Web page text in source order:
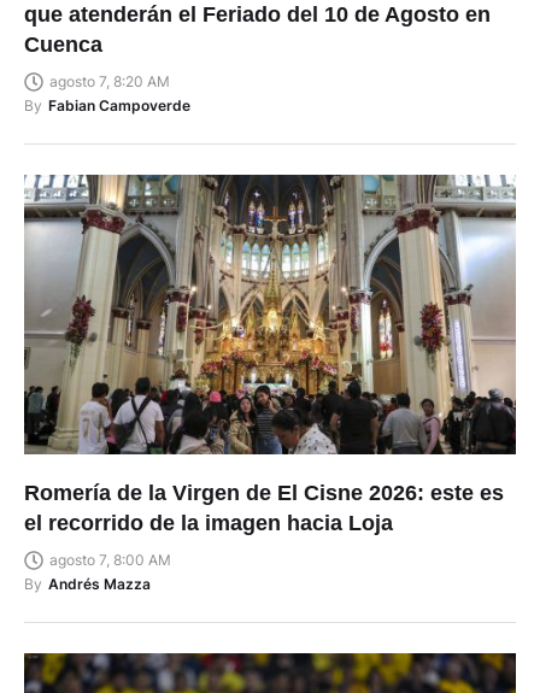
que atenderán el Feriado del 10 de Agosto en
Cuenca
agosto 7, 8:20 AM
By Fabian Campoverde
Romería de la Virgen de El Cisne 2026: este es
el recorrido de la imagen hacia Loja
agosto 7, 8:00 AM
By Andrés Mazza